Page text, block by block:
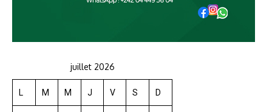
juillet 2026
L M M J V S D